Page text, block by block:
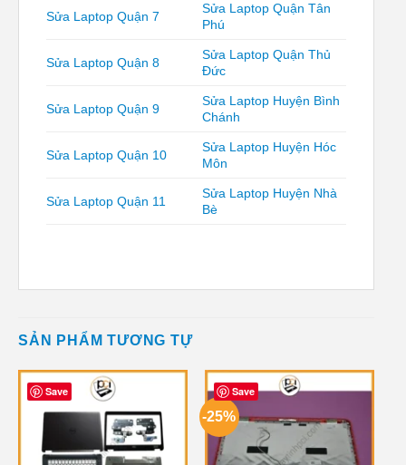
Sửa Laptop Quận 7
Sửa Laptop Quận Tân
Phú
Sửa Laptop Quận 8
Sửa Laptop Quận Thủ
Đức
Sửa Laptop Quận 9
Sửa Laptop Huyện Bình
Chánh
Sửa Laptop Quận 10
Sửa Laptop Huyện Hóc
Môn
Sửa Laptop Quận 11
Sửa Laptop Huyện Nhà
Bè
SẢN PHẨM TƯƠNG TỰ
Save Save
-25%